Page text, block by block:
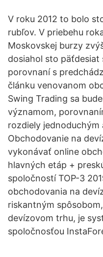
V roku 2012 to bolo
rubľov. V priebehu
Moskovskej burzy
dosiahol sto
porovnaní s
článku venovanom
Swing Trading sa
významom,
rozdiely jednoduchým
Obchodovanie na
vykonávať online
hlavných etáp +
spoločností TOP-3
obchodovania na
riskantným
devízovom trhu, je
spoločnosťou